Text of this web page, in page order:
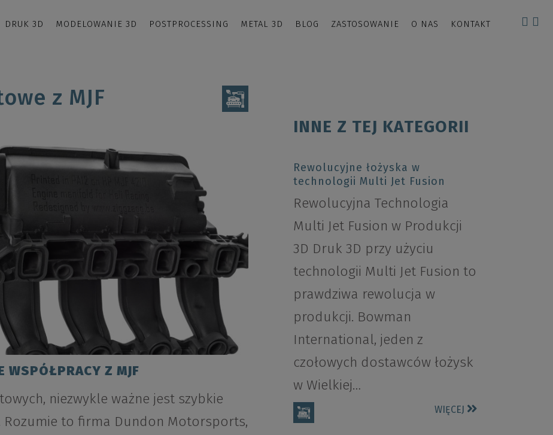
DRUK 3D MODELOWANIE 3D POSTPROCESSING METAL 3D BLOG ZASTOSOWANIE O NAS KONTAKT
z MJF
WSPÓŁPRACY Z MJF
niezwykle ważne jest szybkie
Rozumie to firma Dundon Motorsports,
INNE Z TEJ KATEGORII
Rewolucyjne łożyska w
technologii Multi Jet Fusion
Rewolucyjna Technologia
Multi Jet Fusion w Produkcji
3D Druk 3D przy użyciu
technologii Multi Jet Fusion to
prawdziwa rewolucja w
produkcji. Bowman
International, jeden z
czołowych dostawców łożysk
w Wielkiej…
WIĘCEJ